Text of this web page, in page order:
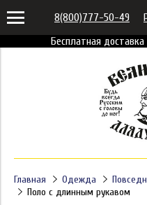
Бесплатная
8(800)777-50-49
Главная Одежда
Поло с длинным рукавом